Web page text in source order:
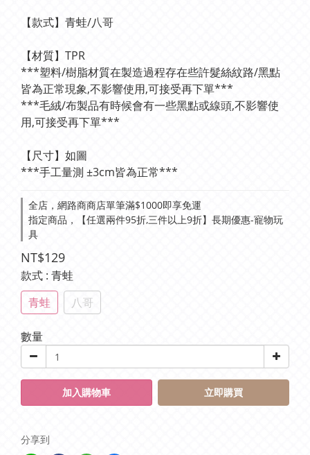
【款式】青蛙/八哥
【材質】TPR
***塑料/樹脂材質在製造過程存在些許髮絲紋路/黑點
皆為正常現象,不影響使用,可接受再下單***
***毛絨/布製品有時候會有一些黑點或線頭,不影響使
用,可接受再下單***
【尺寸】如圖
***手工量測 ±3cm皆為正常***
全店，網路商商店單筆滿$1000即享免運
指定商品，【任選兩件95折,三件以上9折】長期優惠-寵物玩
具
NT$129
款式 : 青蛙
青蛙
八哥
數量
加入購物車 立即購買
分享到